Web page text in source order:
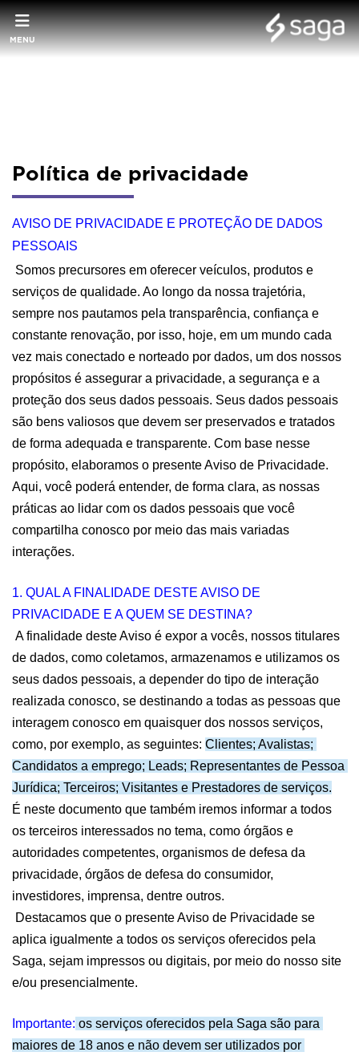
MENU
Política de privacidade
AVISO DE PRIVACIDADE E PROTEÇÃO DE DADOS
PESSOAIS
Somos precursores em oferecer veículos, produtos e
serviços de qualidade. Ao longo da nossa trajetória,
sempre nos pautamos pela transparência, confiança e
constante renovação, por isso, hoje, em um mundo cada
vez mais conectado e norteado por dados, um dos nossos
propósitos é assegurar a privacidade, a segurança e a
proteção dos seus dados pessoais. Seus dados pessoais
são bens valiosos que devem ser preservados e tratados
de forma adequada e transparente. Com base nesse
propósito, elaboramos o presente Aviso de Privacidade.
Aqui, você poderá entender, de forma clara, as nossas
práticas ao lidar com os dados pessoais que você
compartilha conosco por meio das mais variadas
interações.
1. QUAL A FINALIDADE DESTE AVISO DE
PRIVACIDADE E A QUEM SE DESTINA?
A finalidade deste Aviso é expor a vocês, nossos titulares
de dados, como coletamos, armazenamos e utilizamos os
seus dados pessoais, a depender do tipo de interação
realizada conosco, se destinando a todas as pessoas que
interagem conosco em quaisquer dos nossos serviços,
como, por exemplo, as seguintes: Clientes; Avalistas;
Candidatos a emprego; Leads; Representantes de Pessoa
Jurídica; Terceiros; Visitantes e Prestadores de serviços.
É neste documento que também iremos informar a todos
os terceiros interessados no tema, como órgãos e
autoridades competentes, organismos de defesa da
privacidade, órgãos de defesa do consumidor,
investidores, imprensa, dentre outros.
Destacamos que o presente Aviso de Privacidade se
Saga, sejam impressos ou digitais, por meio do nosso site
e/ou presencialmente.
Importante: os serviços oferecidos pela Saga são para
maiores de 18 anos e não devem ser utilizados por